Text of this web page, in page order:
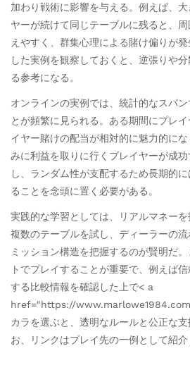
加わり戦術に影響を与える。例えば、
ヤーが続けて同じテーブルに残ると、
えやすく、群集心理による賭け偏りが
した実例を観察しておくと、逆張りや
る参考になる。
オンラインの実例では、統計的なスパ
とが頻繁に見られる。ある期間にプレ
イヤー賭けの配当が相対的に魅力的に
みに利益を取りに行くプレイヤーが成
し、ランダム性が支配するため長期的
ることを念頭に置く必要がある。
実践的な学習としては、リアルマネー
複数のテーブルを試し、ディーラーの
ミッション構造を把握するのが賢明だ
トでプレイすることが重要で、例えば
する比較情報を確認した上で< a
href="https://
カラを選ぶと、透明なルールと公正な
お、リンクはプレイ先の一例として紹介